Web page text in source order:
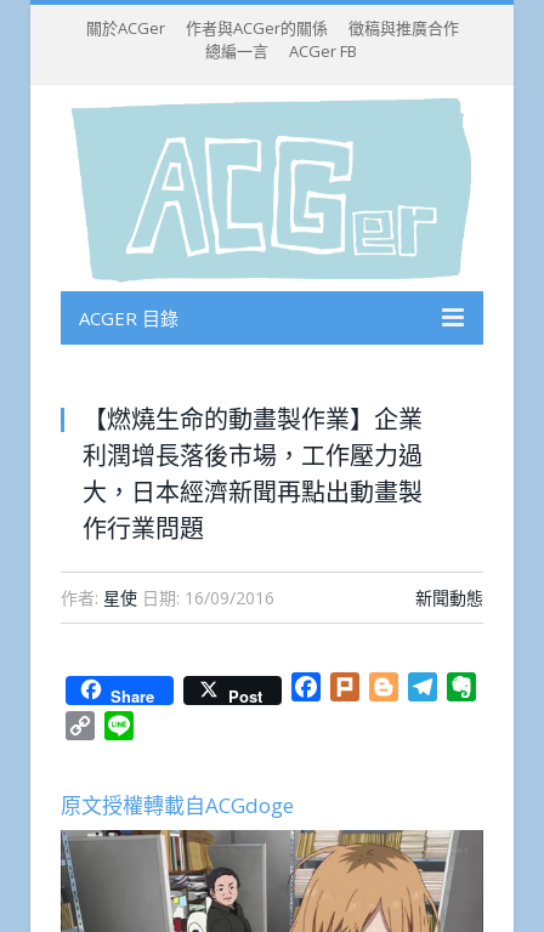
關於ACGer 作者與ACGer的關係
徵稿與推廣合作
總編一言
ACGer FB
ACGER 目錄
【燃燒生命的動畫製作業】企業
利潤增長落後市場，工作壓力過
大，日本經濟新聞再點出動畫製
作行業問題
作者: 星使 日期: 16/09/2016 新聞動態
Share Post Facebook
Plurk BloggerTelegram
Copy
原文授權轉載自ACGdoge